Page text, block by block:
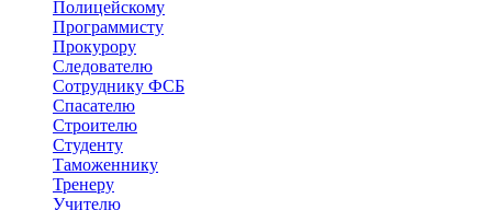
Полицейскому
Программисту
Прокурору
Следователю
Сотруднику ФСБ
Спасателю
Строителю
Студенту
Таможеннику
Тренеру
Учителю